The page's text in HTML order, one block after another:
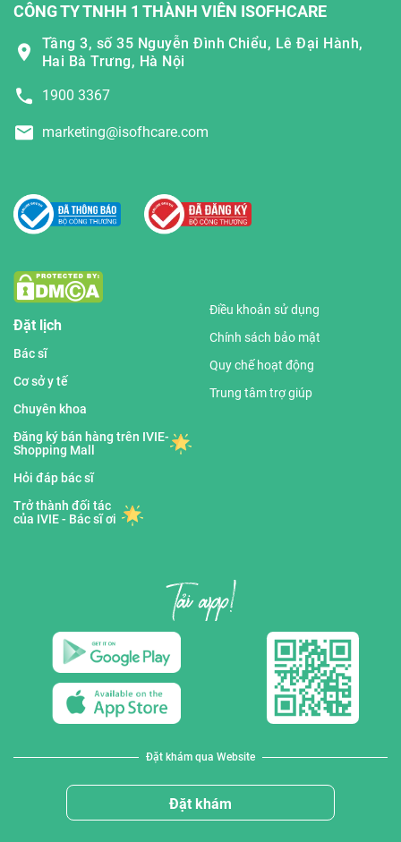
CÔNG TY TNHH 1 THÀNH VIÊN ISOFHCARE
Tầng 3, số 35 Nguyễn Đình Chiểu, Lê Đại Hành,
Hai Bà Trưng, Hà Nội
1900 3367
marketing@isofhcare.com
Đặt lịch
Bác sĩ
Cơ sở y tế
Chuyên khoa
Đăng ký bán hàng trên IVIE-
Shopping Mall
Hỏi đáp bác sĩ
Trở thành đối tác
của IVIE - Bác sĩ ơi
Điều khoản sử dụng
Chính sách bảo mật
Quy chế hoạt động
Trung tâm trợ giúp
Đặt khám qua Website
Đặt khám